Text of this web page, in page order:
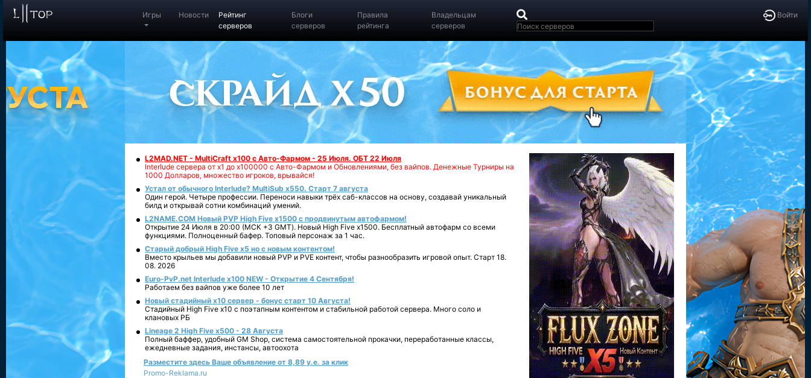
Войти
Игры Новости
Рейтинг
серверов
Блоги
серверов
Правила
рейтинга
Владельцам
серверов
L2MAD.NET - MultiCraft x100 с Авто-Фармом - 25 Июля. ОБТ 22 Июля
Interlude сервера от х1 до х100000 с Авто-Фармом и Обновлениями, без вайпов. Денежные Турниры на
1000 Долларов, множество игроков, врывайся!
Устал от обычного Interlude? MultiSub x550. Старт 7 августа
Один герой. Четыре профессии. Переноси навыки трёх саб-классов на основу, создавай уникальный
билд и открывай сотни комбинаций умений.
L2NAME.COM Новый PVP High Five x1500 с продвинутым автофармом!
Открытие 24 Июля в 20:00 (МСК +3 GMT). Новый High Five x1500. Бесплатный автофарм со всеми
функциями. Полноценный бафер. Топовый персонаж за 1 час.
Старый добрый High Five x5 но с новым контентом!
Вместо крыльев мы добавили новый PVP и PVE контент, чтобы разнообразить игровой опыт. Старт 18.
08. 2026
Euro-PvP.net Interlude х100 NEW - Открытие 4 Сентября!
Работаем без вайпов уже более 10 лет
Новый стадийный х10 сервер - бонус старт 10 Августа!
Стадийный High Five x10 с поэтапным контентом и стабильной работой сервера. Много соло и
клановых РБ
Lineage 2 High Five x500 - 28 Августа
Полный баффер, удобный GM Shop, система самостоятельной прокачки, переработанные классы,
ежедневные задания, инстансы, автоохота
Разместите здесь Ваше объявление от 8,89 у.е. за клик
Promo-Reklama.ru